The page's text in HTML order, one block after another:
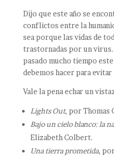
Dijo que este año se
conflictos entre la
sea porque las vidas de
trastornadas por un virus.
pasado mucho tiempo
debemos hacer para
Vale la pena echar un
Lights Out, por Thomas
Bajo un cielo blanco: la
Elizabeth Colbert.
Una tierra prometida,